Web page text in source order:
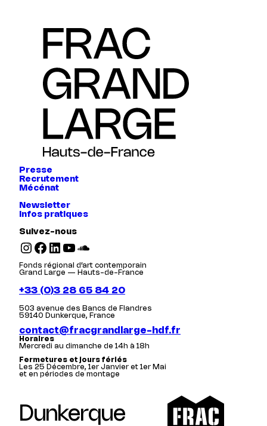
Presse
Recrutement
Mécénat
Newsletter
Infos pratiques
Suivez-nous
Instagram Facebook LinkedIn YouTube SoundCloud
Fonds régional d’art contemporain
Grand Large — Hauts-de-France
+33 (0)3 28 65 84 20
503 avenue des Bancs de Flandres
59140 Dunkerque, France
contact@fracgrandlarge-hdf.fr
Horaires
Mercredi au dimanche de 14h à 18h
Fermetures et jours fériés
Les 25 Décembre, 1er Janvier et 1er Mai
et en périodes de montage
Dunkerque